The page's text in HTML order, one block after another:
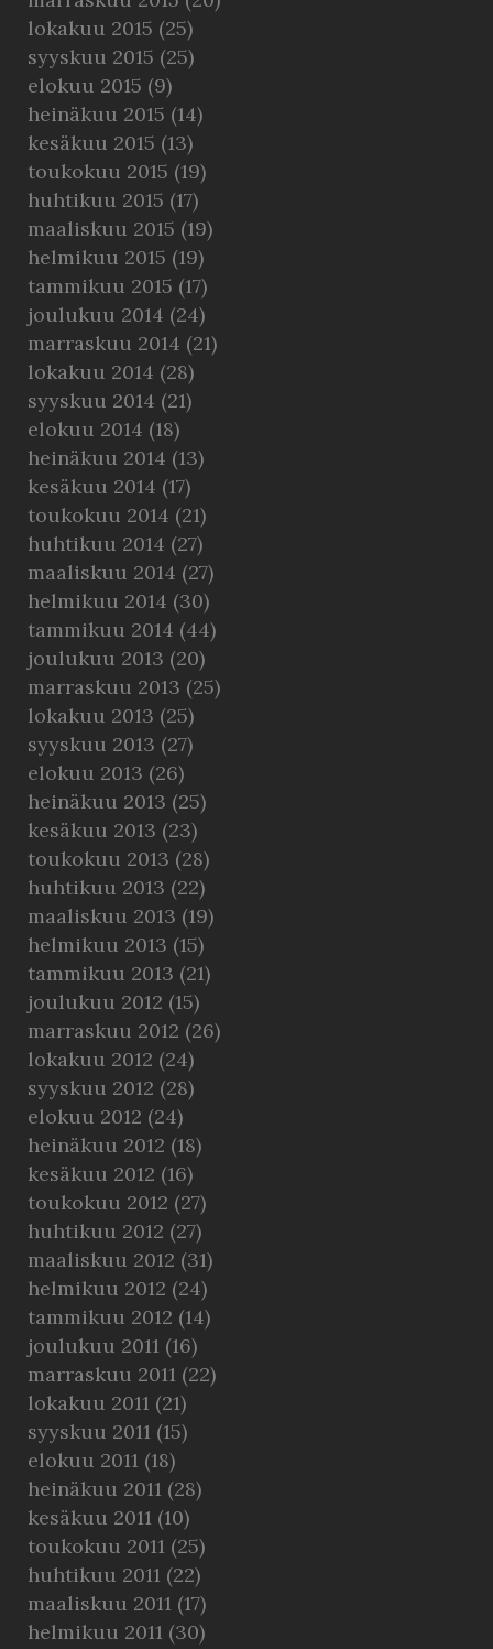
lokakuu 2015 (25)
syyskuu 2015 (25)
elokuu 2015 (9)
heinäkuu 2015 (14)
kesäkuu 2015 (13)
toukokuu 2015 (19)
huhtikuu 2015 (17)
maaliskuu 2015 (19)
helmikuu 2015 (19)
tammikuu 2015 (17)
joulukuu 2014 (24)
marraskuu 2014 (21)
lokakuu 2014 (28)
syyskuu 2014 (21)
elokuu 2014 (18)
heinäkuu 2014 (13)
kesäkuu 2014 (17)
toukokuu 2014 (21)
huhtikuu 2014 (27)
maaliskuu 2014 (27)
helmikuu 2014 (30)
tammikuu 2014 (44)
joulukuu 2013 (20)
marraskuu 2013 (25)
lokakuu 2013 (25)
syyskuu 2013 (27)
elokuu 2013 (26)
heinäkuu 2013 (25)
kesäkuu 2013 (23)
toukokuu 2013 (28)
huhtikuu 2013 (22)
maaliskuu 2013 (19)
helmikuu 2013 (15)
tammikuu 2013 (21)
joulukuu 2012 (15)
marraskuu 2012 (26)
lokakuu 2012 (24)
syyskuu 2012 (28)
elokuu 2012 (24)
heinäkuu 2012 (18)
kesäkuu 2012 (16)
toukokuu 2012 (27)
huhtikuu 2012 (27)
maaliskuu 2012 (31)
helmikuu 2012 (24)
tammikuu 2012 (14)
joulukuu 2011 (16)
marraskuu 2011 (22)
lokakuu 2011 (21)
syyskuu 2011 (15)
elokuu 2011 (18)
heinäkuu 2011 (28)
kesäkuu 2011 (10)
toukokuu 2011 (25)
huhtikuu 2011 (22)
maaliskuu 2011 (17)
helmikuu 2011 (30)